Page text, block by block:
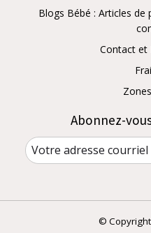
Blogs Bébé : Articles de
Contact et
Abonnez-
© Copyright